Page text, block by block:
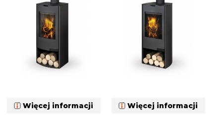
Więcej informacji Więcej informacji